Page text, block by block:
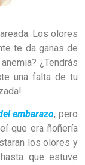
Los olores
te da ganas de
¿Tendrás
una falta de tu
embarazo, pero
que era ñoñería
los olores y
que estuve